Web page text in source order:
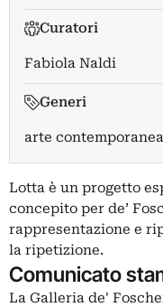
Curatori
Fabiola Naldi
Generi
arte
Lotta è un progetto
concepito per de’
rappresentazione e
la ripetizione.
Comunicato
La Galleria de'